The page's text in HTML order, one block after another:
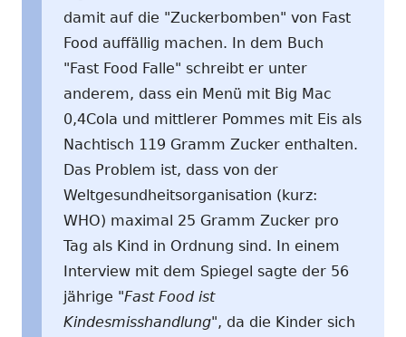
damit auf die "Zuckerbomben" von Fast
Food auffällig machen. In dem Buch
"Fast Food Falle" schreibt er unter
anderem, dass ein Menü mit Big Mac
0,4Cola und mittlerer Pommes mit Eis als
Nachtisch 119 Gramm Zucker enthalten.
Das Problem ist, dass von der
Weltgesundheitsorganisation (kurz:
WHO) maximal 25 Gramm Zucker pro
Tag als Kind in Ordnung sind. In einem
Interview mit dem Spiegel sagte der 56
jährige "Fast Food ist
Kindesmisshandlung", da die Kinder sich